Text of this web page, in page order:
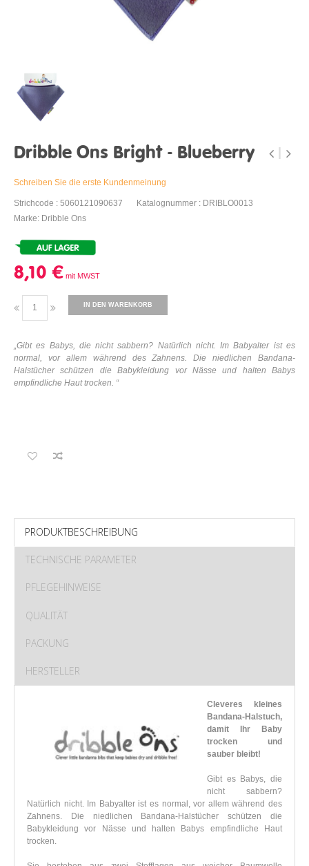
Dribble Ons Bright - Blueberry
Schreiben Sie die erste Kundenmeinung
Strichcode : 5060121090637
Katalognummer : DRIBLO0013
Marke: Dribble Ons
8,10 €
IN DEN WARENKORB
„Gibt es Babys, die nicht sabbern? Natürlich nicht. Im Babyalter ist es
normal, vor allem während des Zahnens. Die niedlichen Bandana-
Halstücher schützen die Babykleidung vor Nässe und halten Babys
empfindliche Haut trocken. “
PRODUKTBESCHREIBUNG
TECHNISCHE PARAMETER
PFLEGEHINWEISE
QUALITÄT
PACKUNG
HERSTELLER
Cleveres kleines
Bandana-Halstuch,
damit Ihr Baby
trocken und
sauber bleibt!
Gibt es Babys, die
nicht sabbern?
Natürlich nicht. Im Babyalter ist es normal, vor allem während des
Zahnens. Die niedlichen Bandana-Halstücher schützen die
Babykleidung vor Nässe und halten Babys empfindliche Haut
trocken.